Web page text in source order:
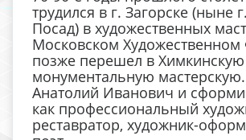
трудился в г. Загорске (ныне
Посад) в художественных
Московском Художественном
позже перешел в Химкинскую
монументальную
Анатолий Иванович и
как профессиональный
реставратор, художник-